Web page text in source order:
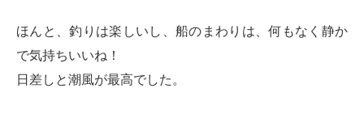
ほんと、釣りは楽しいし、船のまわりは、何もなく静か
で気持ちいいね！
日差しと潮風が最高でした。